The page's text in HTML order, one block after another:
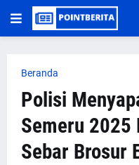
Beranda
Polisi
Semeru 2025
Sebar Brosur